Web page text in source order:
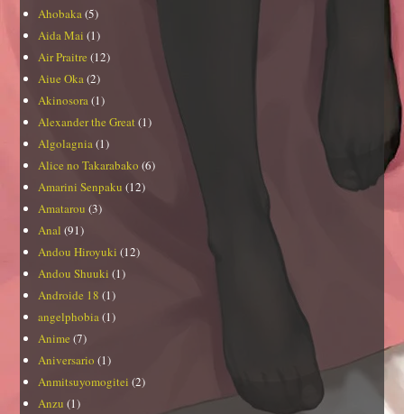
Ahobaka(5)
Aida Mai (1)
Air Praitre (12)
Aiue Oka(2)
Akinosora(1)
Alexander the Great (1)
Algolagnia(1)
Alice no Takarabako (6)
Amarini Senpaku (12)
Amatarou (3)
Anal (91)
Andou Hiroyuki (12)
Andou Shuuki (1)
Androide 18 (1)
angelphobia(1)
Anime (7)
Aniversario (1)
Anmitsuyomogitei (2)
Anzu (1)